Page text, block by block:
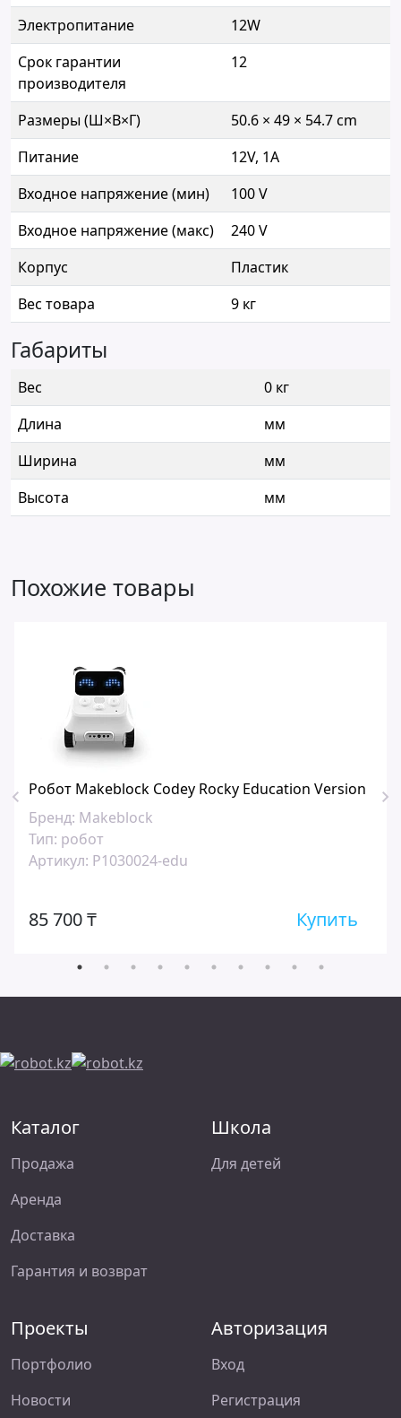
Электропитание
12W
Срок гарантии
производителя
12
Размеры (Ш×В×Г)
50.6 × 49 × 54.7 cm
Питание
12V, 1A
Входное напряжение (мин)
100 V
Входное напряжение (макс)
240 V
Корпус
Пластик
Вес товара
9 кг
Габариты
Вес
0 кг
Длина
мм
Ширина
мм
Высота
мм
Похожие товары
Робот Makeblock Codey Rocky Education Version
Бренд: Makeblock
Тип: робот
Артикул: P1030024-edu
85 700 ₸ Купить
Каталог
Продажа
Аренда
Доставка
Гарантия и возврат
Школа
Для детей
Проекты
Портфолио
Новости
Авторизация
Вход
Регистрация